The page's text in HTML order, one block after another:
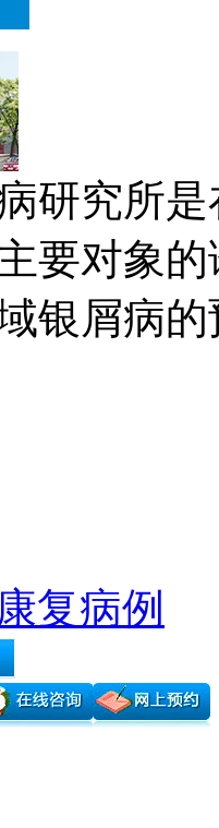
研究所
要对象
银屑病的
复病例